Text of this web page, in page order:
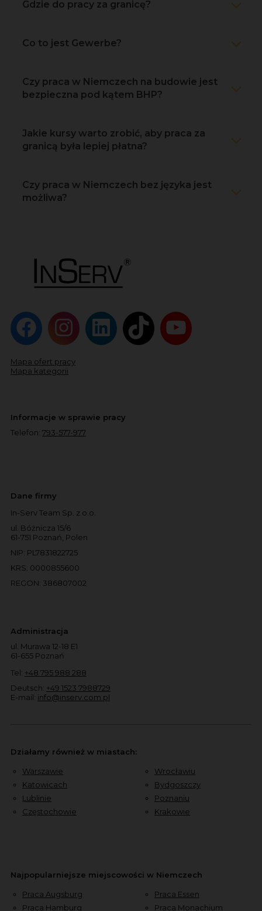
Gdzie do pracy za granicę?
Co to jest Gewerbe?
Czy praca w Niemczech na budowie jest
bezpieczna pod kątem BHP?
Jakie kursy warto zrobić, aby praca za
granicą była lepiej płatna?
Czy praca w Niemczech bez języka jest
możliwa?
Mapa ofert pracy
Mapa kategorii
Informacje w sprawie pracy
Telefon: 793-577-977
Dane firmy
In-Serv Team Sp. z o.o.
ul. Bóżnicza 15/6
61-751 Poznań, Polen
NIP: PL7831822725
KRS: 0000855600
REGON: 386807002
Administracja
ul. Murawa 12-18 E1
61-655 Poznań
Tel: +48 795 988 288
Deutsch: +49 1523 7988729
E-mail: info@inserv.com.pl
Działamy również w miastach:
Warszawie
Katowicach
Lublinie
Częstochowie
Wrocławiu
Bydgoszczy
Poznaniu
Krakowie
Najpopularniejsze miejscowości w Niemczech
Praca Augsburg
Praca Hamburg
Praca Essen
Praca Monachium